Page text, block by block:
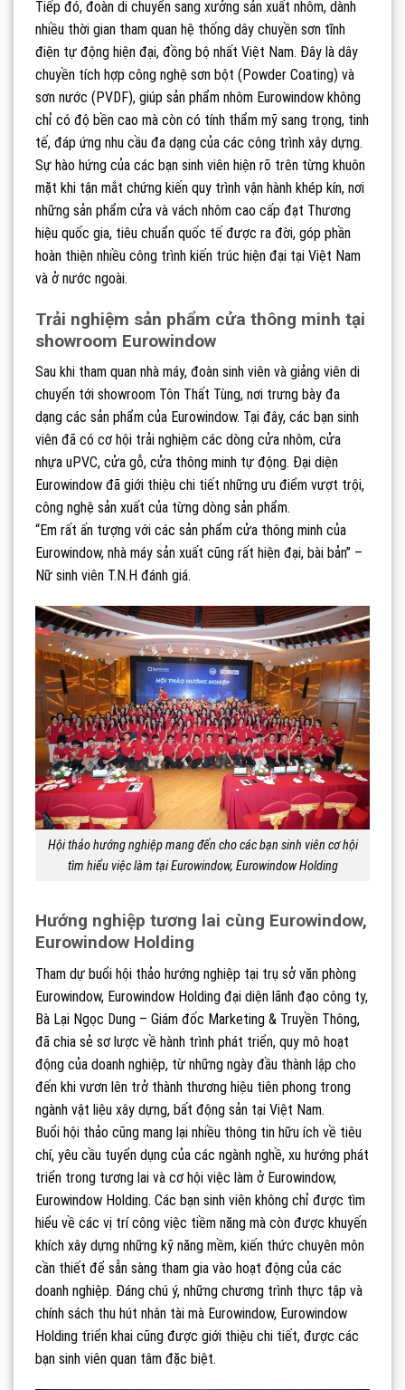
Tiếp đó, đoàn di chuyển sang xưởng sản xuất nhôm, dành
nhiều thời gian tham quan hệ thống dây chuyền sơn tĩnh
điện tự động hiện đại, đồng bộ nhất Việt Nam. Đây là dây
chuyền tích hợp công nghệ sơn bột (Powder Coating) và
sơn nước (PVDF), giúp sản phẩm nhôm Eurowindow không
chỉ có độ bền cao mà còn có tính thẩm mỹ sang trọng, tinh
tế, đáp ứng nhu cầu đa dạng của các công trình xây dựng.
Sự hào hứng của các bạn sinh viên hiện rõ trên từng khuôn
mặt khi tận mắt chứng kiến quy trình vận hành khép kín, nơi
những sản phẩm cửa và vách nhôm cao cấp đạt Thương
hiệu quốc gia, tiêu chuẩn quốc tế được ra đời, góp phần
hoàn thiện nhiều công trình kiến trúc hiện đại tại Việt Nam
và ở nước ngoài.
Trải nghiệm sản phẩm cửa thông minh tại
showroom Eurowindow
Sau khi tham quan nhà máy, đoàn sinh viên và giảng viên di
chuyển tới showroom Tôn Thất Tùng, nơi trưng bày đa
dạng các sản phẩm của Eurowindow. Tại đây, các bạn sinh
viên đã có cơ hội trải nghiệm các dòng cửa nhôm, cửa
nhựa uPVC, cửa gỗ, cửa thông minh tự động. Đại diện
Eurowindow đã giới thiệu chi tiết những ưu điểm vượt trội,
công nghệ sản xuất của từng dòng sản phẩm.
“Em rất ấn tượng với các sản phẩm cửa thông minh của
Eurowindow, nhà máy sản xuất cũng rất hiện đại, bài bản” –
Nữ sinh viên T.N.H đánh giá.
Hội thảo hướng nghiệp mang đến cho các bạn sinh viên cơ hội
tìm hiểu việc làm tại Eurowindow, Eurowindow Holding
Hướng nghiệp tương lai cùng Eurowindow,
Eurowindow Holding
Tham dự buổi hội thảo hướng nghiệp tại trụ sở văn phòng
Eurowindow, Eurowindow Holding đại diện lãnh đạo công ty,
Bà Lại Ngọc Dung – Giám đốc Marketing & Truyền Thông,
đã chia sẻ sơ lược về hành trình phát triển, quy mô hoạt
động của doanh nghiệp, từ những ngày đầu thành lập cho
đến khi vươn lên trở thành thương hiệu tiên phong trong
ngành vật liệu xây dựng, bất động sản tại Việt Nam.
Buổi hội thảo cũng mang lại nhiều thông tin hữu ích về tiêu
chí, yêu cầu tuyển dụng của các ngành nghề, xu hướng phát
triển trong tương lai và cơ hội việc làm ở Eurowindow,
Eurowindow Holding. Các bạn sinh viên không chỉ được tìm
hiểu về các vị trí công việc tiềm năng mà còn được khuyến
khích xây dựng những kỹ năng mềm, kiến thức chuyên môn
cần thiết để sẵn sàng tham gia vào hoạt động của các
doanh nghiệp. Đáng chú ý, những chương trình thực tập và
chính sách thu hút nhân tài mà Eurowindow, Eurowindow
Holding triển khai cũng được giới thiệu chi tiết, được các
bạn sinh viên quan tâm đặc biệt.